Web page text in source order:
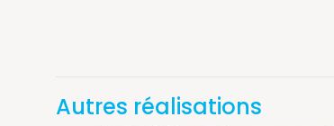
Autres réalisations